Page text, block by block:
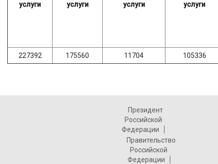
услуги
услуги
услуги
услуги
227392 175560 11704 105336
Президент
Российской
Федерации
Правительство
Российской
Федерации